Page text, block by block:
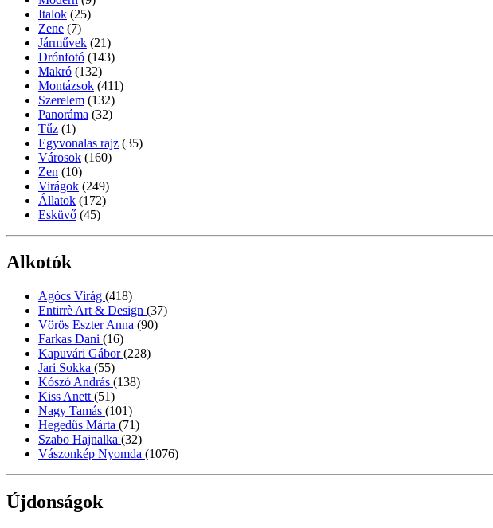
Italok (25)
Zene (7)
Járművek (21)
Drónfotó (143)
Makró (132)
Montázsok (411)
Szerelem (132)
Panoráma (32)
Tűz (1)
Egyvonalas rajz (35)
Városok (160)
Zen (10)
Virágok (249)
Állatok (172)
Esküvő (45)
Alkotók
Agócs Virág (418)
Entirrè Art & Design (37)
Vörös Eszter Anna (90)
Farkas Dani (16)
Kapuvári Gábor(228)
Jari Sokka (55)
Kószó András (138)
Kiss Anett (51)
Nagy Tamás (101)
Hegedűs Márta (71)
Szabo Hajnalka (32)
Vászonkép Nyomda (1076)
Újdonságok